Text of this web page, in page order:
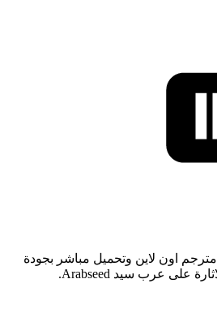
شاهد فيلم Aatagallu 2018 مترجم اون لاين وتحميل مباشر بجودة